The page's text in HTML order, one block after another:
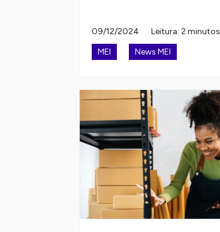
09/12/2024
Leitura: 2 minutos
MEI
News MEI